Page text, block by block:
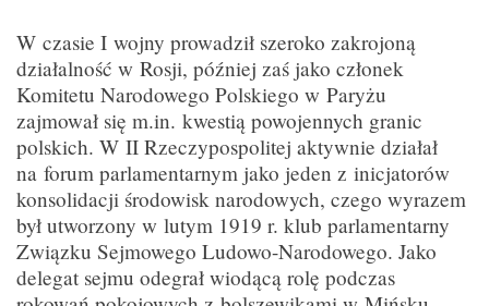
W czasie I wojny prowadził szeroko zakrojoną
działalność w Rosji, później zaś jako członek
Komitetu Narodowego Polskiego w Paryżu
zajmował się m.in. kwestią powojennych granic
polskich. W II Rzeczypospolitej aktywnie działał
na forum parlamentarnym jako jeden z inicjatorów
konsolidacji środowisk narodowych, czego wyrazem
był utworzony w lutym 1919 r. klub parlamentarny
Związku Sejmowego Ludowo-Narodowego. Jako
delegat sejmu odegrał wiodącą rolę podczas